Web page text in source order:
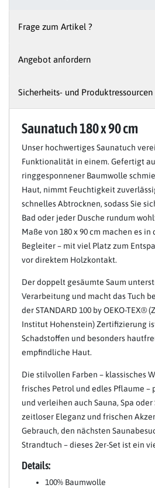
Frage zum Artikel ?
Angebot anfordern
Sicherheits- und Produktressourcen
Saunatuch 180 x 90 cm
Unser hochwertiges Saunatuch
Funktionalität in einem. Gefertigt
ringgesponnener Baumwolle
Haut, nimmt Feuchtigkeit
schnelles Abtrocknen, sodass Sie
Bad oder jeder Dusche rundum
Maße von 180 x 90 cm machen es
Begleiter – mit viel Platz zum
vor direktem Holzkontakt.
Der doppelt gesäumte Saum
Verarbeitung und macht das Tuch
der STANDARD 100 by OEKO-TEX®
Institut Hohenstein) Zertifizierung
Schadstoffen und besonders
empfindliche Haut.
Die stilvollen Farben – klassisches
frisches Petrol und edles Pflaume –
und verleihen auch Sauna, Spa
zeitloser Eleganz und frischen
Gebrauch, den nächsten
Strandtuch – dieses 2er-Set ist ein
Details:
100% Baumwolle